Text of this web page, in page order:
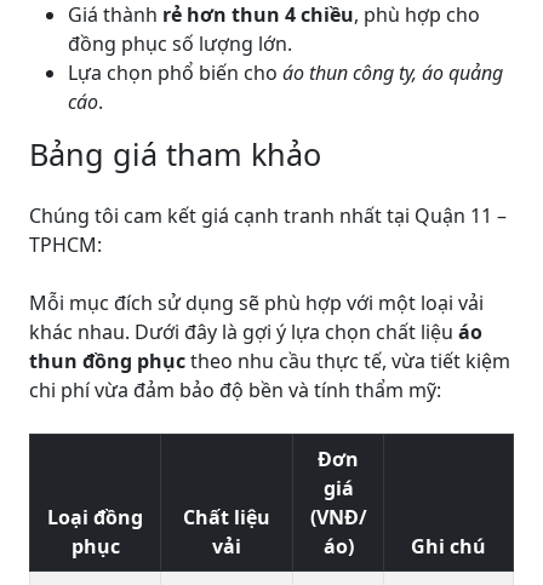
Giá thành rẻ hơn thun 4 chiều, phù hợp cho
đồng phục số lượng lớn.
Lựa chọn phổ biến cho áo thun công ty, áo quảng
cáo.
Bảng giá tham khảo
Chúng tôi cam kết giá cạnh tranh nhất tại Quận 11 –
TPHCM:
Mỗi mục đích sử dụng sẽ phù hợp với một loại vải
khác nhau. Dưới đây là gợi ý lựa chọn chất liệu áo
thun đồng phụctheo nhu cầu thực tế, vừa tiết kiệm
chi phí vừa đảm bảo độ bền và tính thẩm mỹ:
Loại đồng
phục
Chất liệu
vải
Đơn
giá
(VNĐ/
áo)
Ghi chú